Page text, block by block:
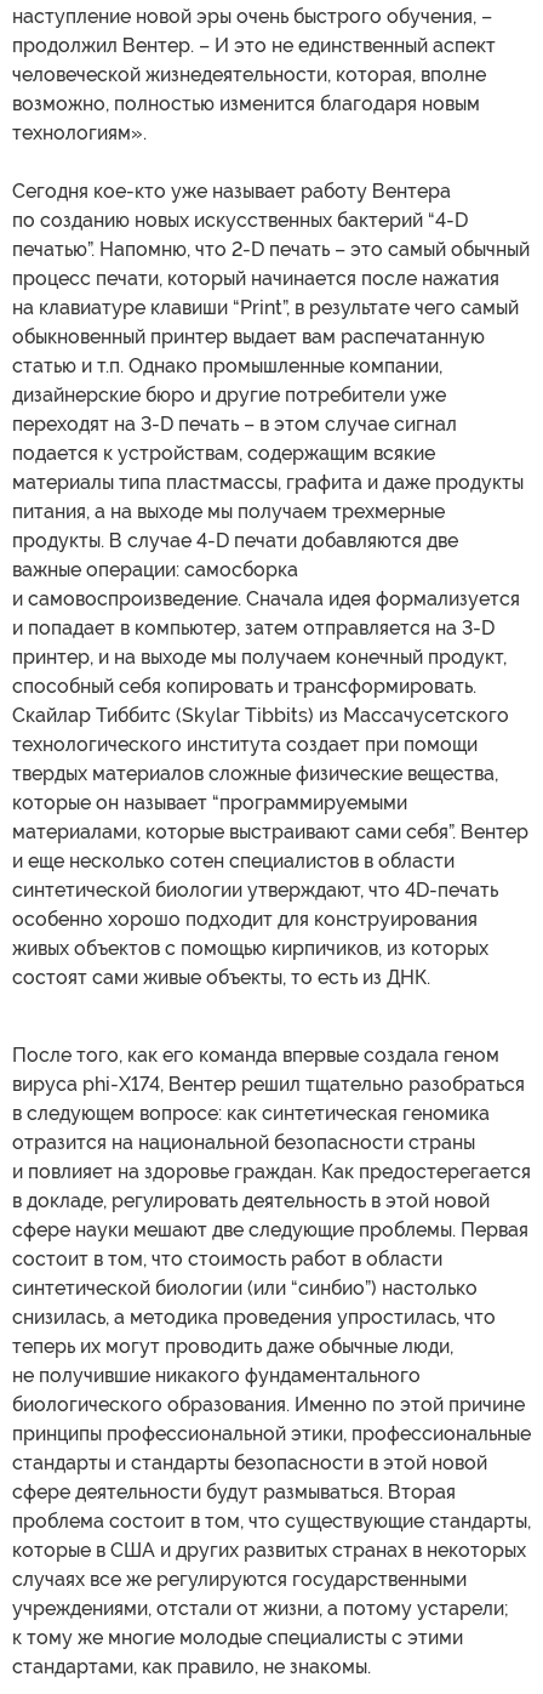
наступление новой эры очень быстрого обучения, –
продолжил Вентер. – И это не единственный аспект
человеческой жизнедеятельности, которая, вполне
возможно, полностью изменится благодаря новым
технологиям».
Сегодня кое-кто уже называет работу Вентера
по созданию новых искусственных бактерий “4-D
печатью”. Напомню, что 2-D печать – это самый обычный
процесс печати, который начинается после нажатия
на клавиатуре клавиши “Print”, в результате чего самый
обыкновенный принтер выдает вам распечатанную
статью и т.п. Однако промышленные компании,
дизайнерские бюро и другие потребители уже
переходят на 3-D печать – в этом случае сигнал
подается к устройствам, содержащим всякие
материалы типа пластмассы, графита и даже продукты
питания, а на выходе мы получаем трехмерные
продукты. В случае 4-D печати добавляются две
важные операции: самосборка
и самовоспроизведение. Сначала идея формализуется
и попадает в компьютер, затем отправляется на 3-D
принтер, и на выходе мы получаем конечный продукт,
способный себя копировать и трансформировать.
Скайлар Тиббитс (Skylar Tibbits) из Массачусетского
технологического института создает при помощи
твердых материалов сложные физические вещества,
которые он называет “программируемыми
материалами, которые выстраивают сами себя”. Вентер
и еще несколько сотен специалистов в области
синтетической биологии утверждают, что 4D-печать
особенно хорошо подходит для конструирования
живых объектов с помощью кирпичиков, из которых
состоят сами живые объекты, то есть из ДНК.
После того, как его команда впервые создала геном
вируса phi-X174, Вентер решил тщательно разобраться
в следующем вопросе: как синтетическая геномика
отразится на национальной безопасности страны
и повлияет на здоровье граждан. Как предостерегается
в докладе, регулировать деятельность в этой новой
сфере науки мешают две следующие проблемы. Первая
состоит в том, что стоимость работ в области
синтетической биологии (или “синбио”) настолько
снизилась, а методика проведения упростилась, что
теперь их могут проводить даже обычные люди,
не получившие никакого фундаментального
биологического образования. Именно по этой причине
принципы профессиональной этики, профессиональные
стандарты и стандарты безопасности в этой новой
сфере деятельности будут размываться. Вторая
проблема состоит в том, что существующие стандарты,
которые в США и других развитых странах в некоторых
случаях все же регулируются государственными
учреждениями, отстали от жизни, а потому устарели;
к тому же многие молодые специалисты с этими
стандартами, как правило, не знакомы.